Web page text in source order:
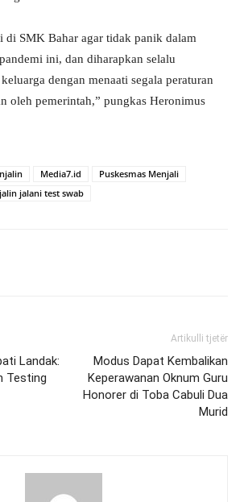
di SMK Bahar agar tidak panik dalam
ini, dan diharapkan selalu
dengan menaati segala peraturan
oleh pemerintah,” pungkas Heronimus
Media7.id
Puskesmas Menjali
jalani test swab
Landak:
Testing
Artikulli tjetër
Modus Dapat Kembalikan
Keperawanan Oknum Guru
Honorer di Toba Cabuli Dua
Murid